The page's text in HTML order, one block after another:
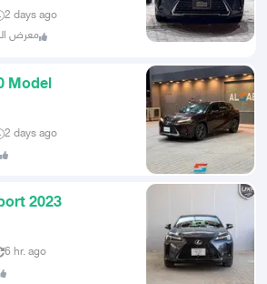
2 days ago
معرض
Model
2 days ago
2023
6 hr. ago